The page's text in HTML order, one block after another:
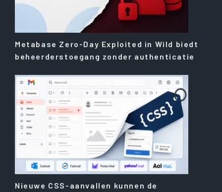
Metabase Zero-Day Exploited in Wild biedt
beheerderstoegang zonder authenticatie
Nieuwe CSS-aanvallen kunnen de